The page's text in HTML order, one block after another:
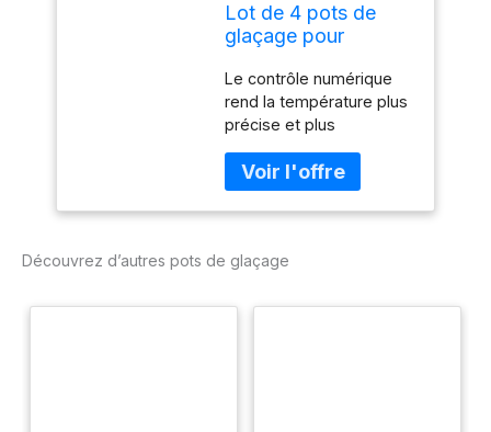
Lot de 4 pots de
glaçage pour
marie 8 kg 1000 W
Le contrôle numérique
rend la température plus
précise et plus
barrière de chauffage -
Réglage facile de la
température - Évite
dans le fond de la
concept de design
Découvrez d’autres pots de glaçage